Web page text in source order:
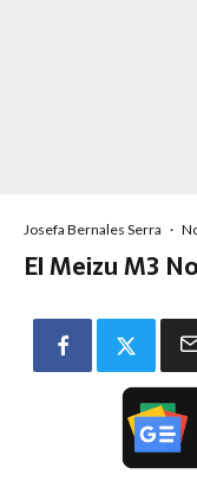
Josefa Bernales Serra ·
El Meizu M3